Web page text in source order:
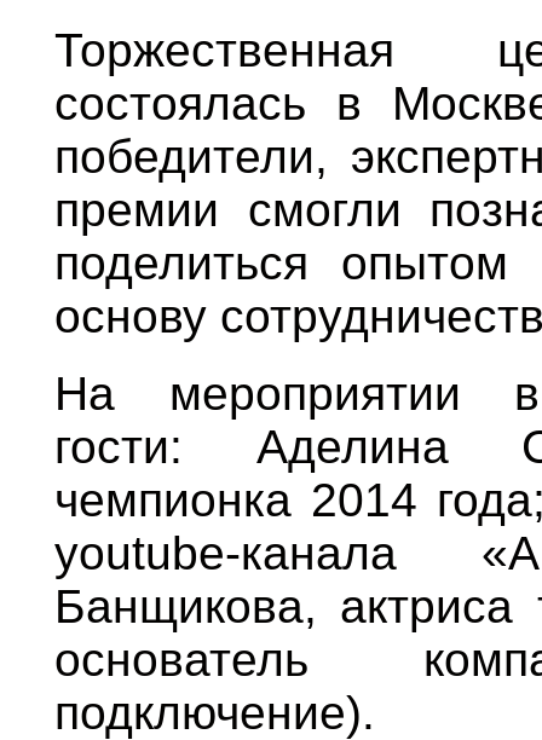
Торжественная
состоялась в
победители,
премии смогли
поделиться
основу
На мероприятии
гости: Аделина
чемпионка 2014
youtube-канала
Банщикова,
основатель
подключение).